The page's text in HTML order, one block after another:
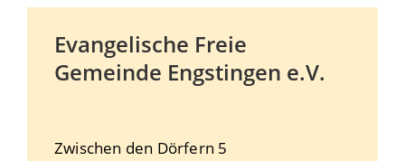
Evangelische Freie
Gemeinde Engstingen e.V.
Zwischen den Dörfern 5